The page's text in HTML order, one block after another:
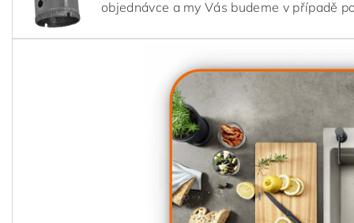
objednávce a my Vás budeme v případě